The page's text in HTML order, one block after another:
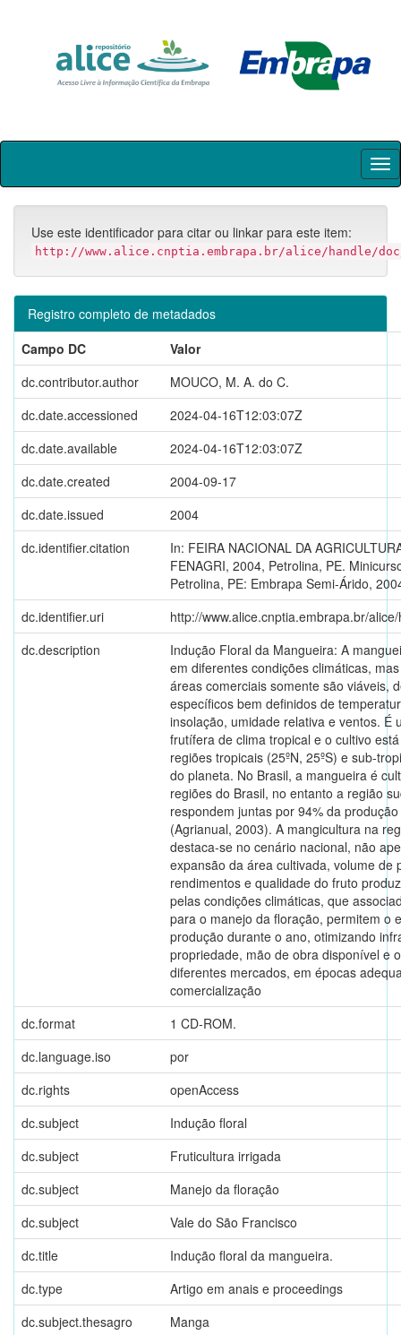
Skip
Use este identificador para citar ou linkar para este item:
http://www.alice.cnptia.embrapa.br/alice/handle/
Registro completo de metadados
Campo DC
Valor
dc.contributor.author
MOUCO, M. A. do C.
dc.date.accessioned
2024-04-16T12:03:07Z
dc.date.available
2024-04-16T12:03:07Z
dc.date.created
2004-09-17
dc.date.issued
2004
dc.identifier.citation
In: FEIRA NACIONAL DA
FENAGRI, 2004, Petrolina, PE.
Petrolina, PE: Embrapa Semi-Árido,
dc.identifier.uri
http://www.alice.cnptia.embrapa.br/
dc.description
Indução Floral da Mangueira: A
em diferentes condições climáticas,
áreas comerciais somente são viáveis,
específicos bem definidos de
insolação, umidade relativa e ventos. É
frutífera de clima tropical e o cultivo
regiões tropicais (25ºN, 25ºS) e sub-
do planeta. No Brasil, a mangueira é
regiões do Brasil, no entanto a região
respondem juntas por 94% da
(Agrianual, 2003). A mangicultura na
destaca-se no cenário nacional, não
expansão da área cultivada, volume de
rendimentos e qualidade do fruto
pelas condições climáticas, que
para o manejo da floração, permitem o
produção durante o ano, otimizando
propriedade, mão de obra disponível e
diferentes mercados, em épocas
comercialização
dc.format
1 CD-ROM.
dc.language.iso
por
dc.rights
openAccess
dc.subject
Indução floral
dc.subject
Fruticultura irrigada
dc.subject
Manejo da floração
dc.subject
Vale do São Francisco
dc.title
Indução floral da mangueira.
dc.type
Artigo em anais e proceedings
dc.subject.thesagro
Manga